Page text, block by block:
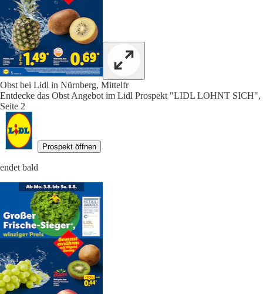
Obst bei Lidl in Nürnberg, Mittelfr
Entdecke das Obst Angebot im Lidl Prospekt "LIDL LOHNT SICH",
Seite 2
Prospekt öffnen
endet bald